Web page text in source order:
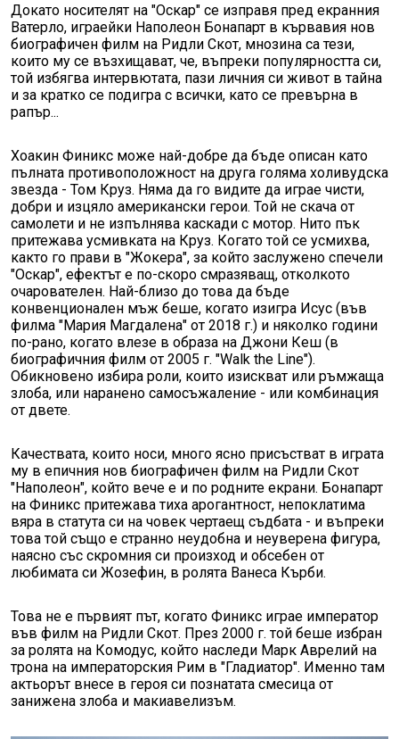
Докато носителят на "Оскар" се изправя пред екранния
Ватерло, играейки Наполеон Бонапарт в кървавия нов
биографичен филм на Ридли Скот, мнозина са тези,
които му се възхищават, че, въпреки популярността си,
той избягва интервютата, пази личния си живот в тайна
и за кратко се подигра с всички, като се превърна в
рапър...
Хоакин Финикс може най-добре да бъде описан като
пълната противоположност на друга голяма холивудска
звезда - Том Круз. Няма да го видите да играе чисти,
добри и изцяло американски герои. Той не скача от
самолети и не изпълнява каскади с мотор. Нито пък
притежава усмивката на Круз. Когато той се усмихва,
както го прави в "Жокера", за който заслужено спечели
"Оскар", ефектът е по-скоро смразяващ, отколкото
очарователен. Най-близо до това да бъде
конвенционален мъж беше, когато изигра Исус (във
филма "Мария Магдалена" от 2018 г.) и няколко години
по-рано, когато влезе в образа на Джони Кеш (в
биографичния филм от 2005 г. "Walk the Line").
Обикновено избира роли, които изискват или ръмжаща
злоба, или наранено самосъжаление - или комбинация
от двете.
Качествата, които носи, много ясно присъстват в играта
му в епичния нов биографичен филм на Ридли Скот
"Наполеон", който вече е и по родните екрани. Бонапарт
на Финикс притежава тиха арогантност, непоклатима
вяра в статута си на човек чертаещ съдбата - и въпреки
това той също е странно неудобна и неуверена фигура,
наясно със скромния си произход и обсебен от
любимата си Жозефин, в ролята Ванеса Кърби.
Това не е първият път, когато Финикс играе император
във филм на Ридли Скот. През 2000 г. той беше избран
за ролята на Комодус, който наследи Марк Аврелий на
трона на императорския Рим в "Гладиатор". Именно там
актьорът внесе в героя си познатата смесица от
занижена злоба и макиавелизъм.